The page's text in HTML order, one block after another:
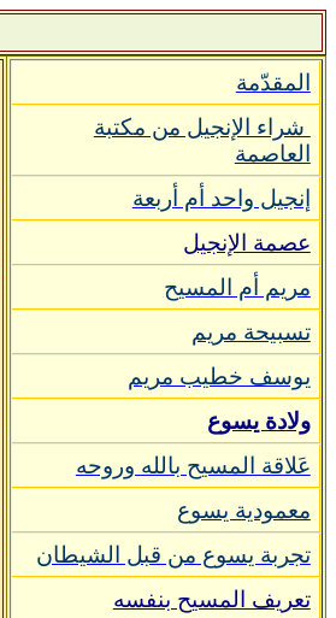
المقدّمة
شراء الإنجيل من مكتبة
العاصمة
إنجيل واحد أم أربعة
عصمة الإنجيل
مريم أم المسيح
تسبيحة مريم
يوسف خطيب مريم
ولادة يسوع
عَلاقة المسيح بالله وروحه
معمودية يسوع
تجربة يسوع من قبل الشيطان
تعريف المسيح بنفسه